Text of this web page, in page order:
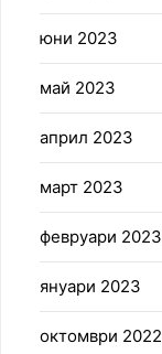
юни 2023
май 2023
април 2023
март 2023
февруари 2023
януари 2023
октомври 2022